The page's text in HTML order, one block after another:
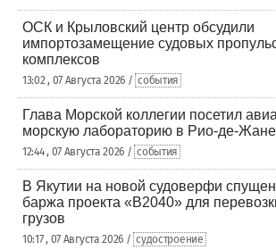
ОСК и Крыловский центр обсудили
импортозамещение судовых
комплексов
13:02 , 07 Августа 2026 / события
Глава Морской коллегии посетил
морскую лабораторию в Рио-де-
12:44 , 07 Августа 2026 / события
В Якутии на новой судоверфи
баржа проекта «В2040» для
грузов
10:17 , 07 Августа 2026 / судостроение